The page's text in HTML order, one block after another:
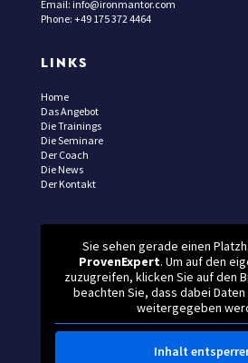
Email: info@ironmantor.com
Phone: +49 175 372 4464
LINKS
Home
Das Angebot
Die Trainings
Die Seminare
Der Coach
Die News
Der Kontakt
Sie sehen gerade einen
ProvenExpert. Um auf den
zuzugreifen, klicken Sie auf den
beachten Sie, dass dabei
weitergegeben
Inhalt